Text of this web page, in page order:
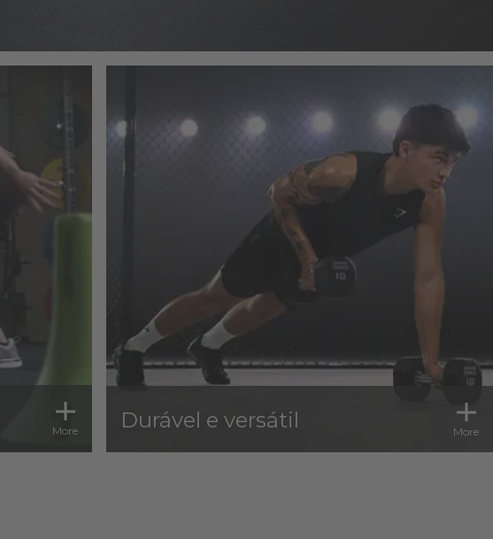
More Durável e versátil More